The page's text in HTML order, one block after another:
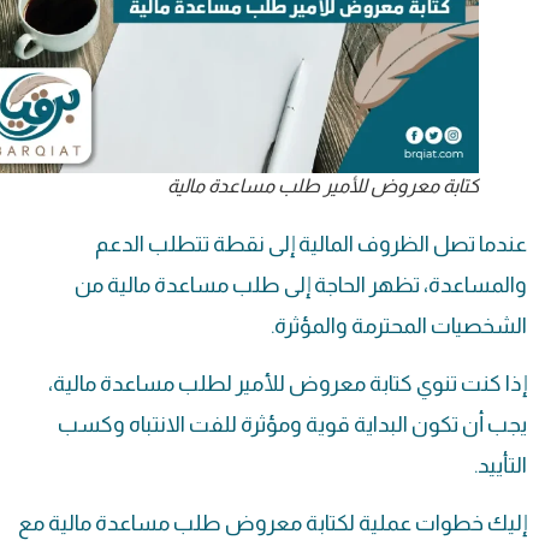
كتابة معروض للأمير طلب مساعدة مالية
عندما تصل الظروف المالية إلى نقطة تتطلب الدعم
والمساعدة، تظهر الحاجة إلى طلب مساعدة مالية من
الشخصيات المحترمة والمؤثرة.
إذا كنت تنوي كتابة معروض للأمير لطلب مساعدة مالية،
يجب أن تكون البداية قوية ومؤثرة للفت الانتباه وكسب
التأييد.
إليك خطوات عملية لكتابة معروض طلب مساعدة مالية مع